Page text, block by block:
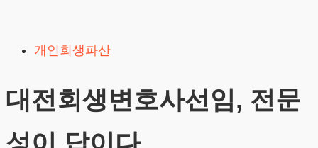
content
개인회생파산
대전회생변호사선임, 전문